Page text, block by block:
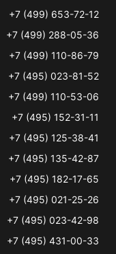
+7 (499) 653-72-12
+7 (499) 288-05-36
+7 (499) 110-86-79
+7 (495) 023-81-52
+7 (499) 110-53-06
+7 (495) 152-31-11
+7 (495) 125-38-41
+7 (495) 135-42-87
+7 (495) 182-17-65
+7 (495) 021-25-26
+7 (495) 023-42-98
+7 (495) 431-00-33